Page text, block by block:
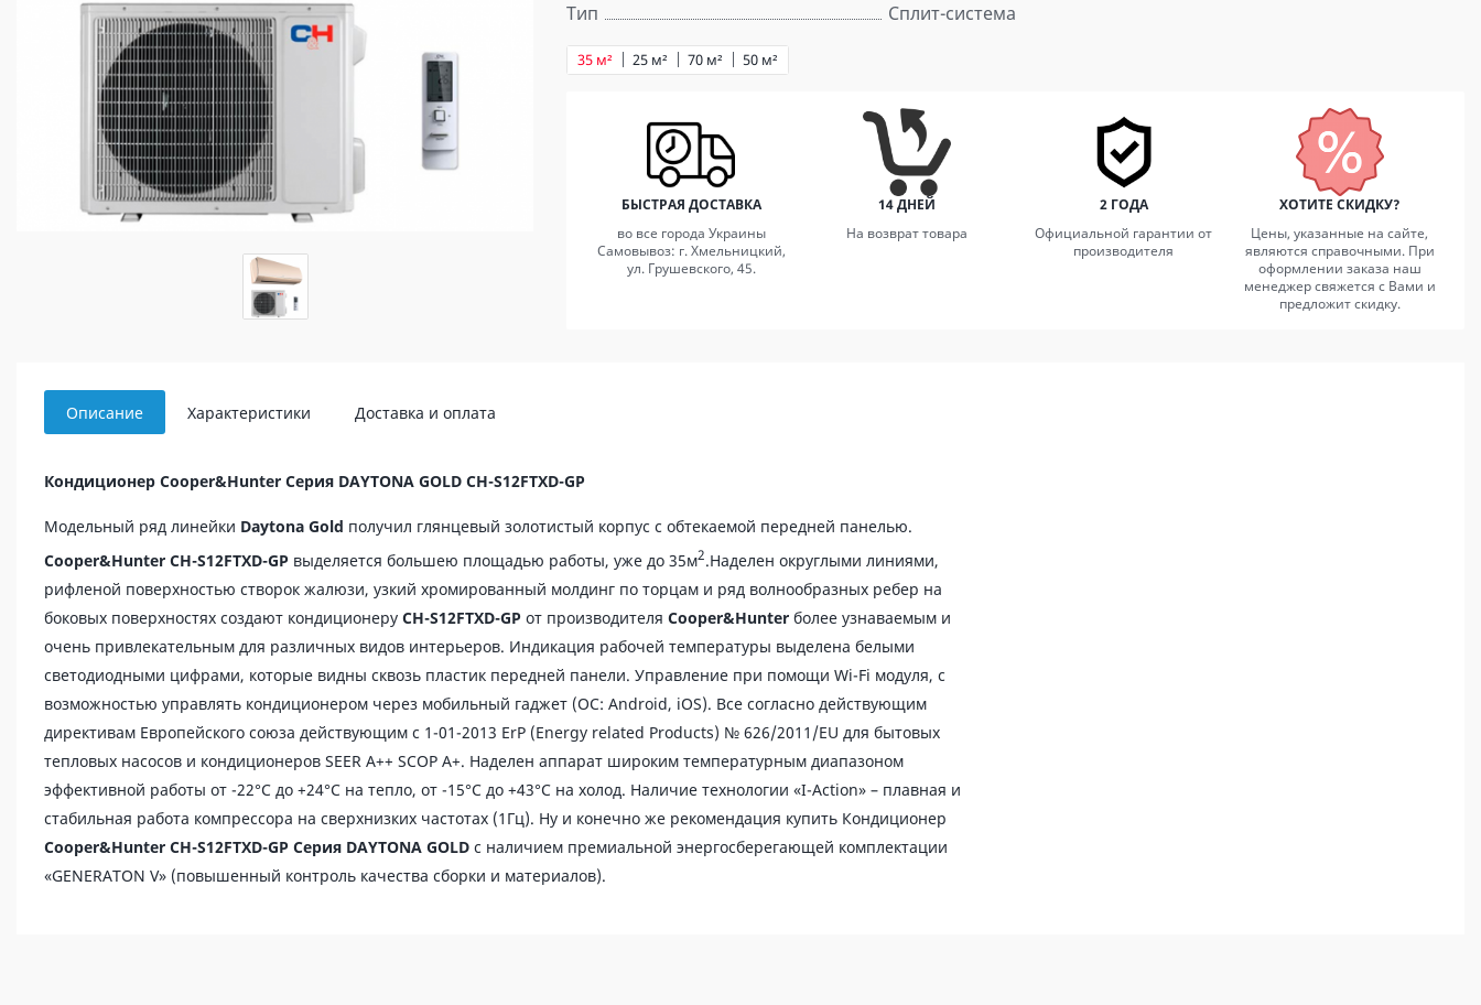
Тип
Сплит-система
25 м²
35 м² 70 м² 50 м²
БЫСТРАЯ ДОСТАВКА
во все города Украины
Самовывоз: г. Хмельницкий,
ул. Грушевского, 45.
14 ДНЕЙ
На возврат товара
2 ГОДА
Официальной гарантии от
производителя
ХОТИТЕ СКИДКУ?
Цены, указанные на сайте,
являются справочными. При
оформлении заказа наш
менеджер свяжется с Вами и
предложит скидку.
Описание Характеристики Доставка и оплата
Кондиционер Cooper&Hunter Серия DAYTONA GOLD CH-S12FTXD-GP
Модельный ряд линейки Daytona Gold получил глянцевый золотистый корпус с обтекаемой передней панелью.
Cooper&Hunter CH-S12FTXD-GP выделяется большею площадью работы, уже до 35м2.Наделен округлыми линиями,
рифленой поверхностью створок жалюзи, узкий хромированный молдинг по торцам и ряд волнообразных ребер на
боковых поверхностях создают кондиционеру CH-S12FTXD-GP от производителя Cooper&Hunter более узнаваемым и
очень привлекательным для различных видов интерьеров. Индикация рабочей температуры выделена белыми
светодиодными цифрами, которые видны сквозь пластик передней панели. Управление при помощи Wi-Fi модуля, с
возможностью управлять кондиционером через мобильный гаджет (ОС: Android, iOS). Все согласно действующим
директивам Европейского союза действующим c 1-01-2013 ErP (Energy related Products) № 626/2011/EU для бытовых
тепловых насосов и кондиционеров SEER A++ SCOP A+. Наделен аппарат широким температурным диапазоном
эффективной работы от -22°C до +24°C на тепло, от -15°C до +43°C на холод. Наличие технологии «I-Action» – плавная и
стабильная работа компрессора на сверхнизких частотах (1Гц). Ну и конечно же рекомендация купить Кондиционер
Cooper&Hunter CH-S12FTXD-GP Серия DAYTONA GOLD с наличием премиальной энергосберегающей комплектации
«GENERATON V» (повышенный контроль качества сборки и материалов).